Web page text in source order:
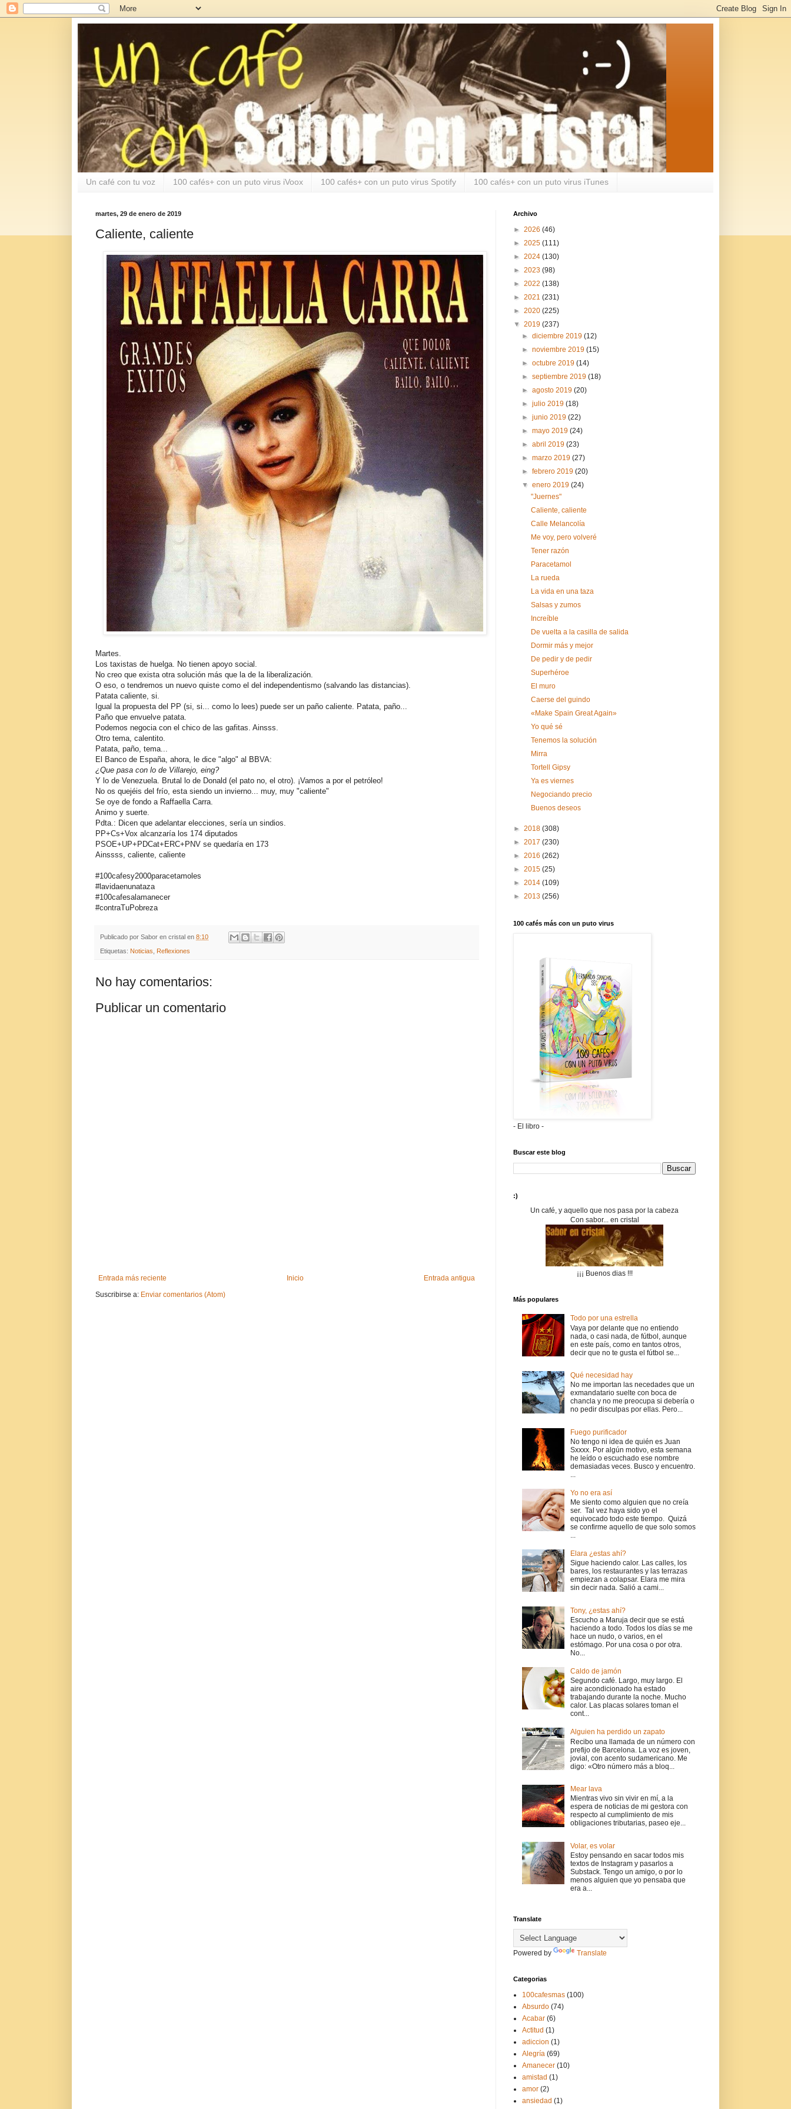
Un café con tu voz 100 cafés+ con un puto virus iVoox 100 cafés+ con un puto virus Spotify 100 cafés+ con un puto virus iTunes
martes, 29 de enero de 2019
Caliente, caliente
Martes.
Los taxistas de huelga. No tienen apoyo social.
No creo que exista otra solución más que la de la liberalización.
O eso, o tendremos un nuevo quiste como el del independentismo (salvando las distancias).
Patata caliente, si.
Igual la propuesta del PP (si, si... como lo lees) puede ser un paño caliente. Patata, paño...
Paño que envuelve patata.
Podemos negocia con el chico de las gafitas. Ainsss.
Otro tema, calentito.
Patata, paño, tema...
El Banco de España, ahora, le dice "algo" al BBVA:
¿Que pasa con lo de Villarejo, eing?
Y lo de Venezuela. Brutal lo de Donald (el pato no, el otro). ¡Vamos a por el petróleo!
No os quejéis del frío, esta siendo un invierno... muy, muy "caliente"
Se oye de fondo a Raffaella Carra.
Animo y suerte.
Pdta.: Dicen que adelantar elecciones, sería un sindios.
PP+Cs+Vox alcanzaría los 174 diputados
PSOE+UP+PDCat+ERC+PNV se quedaría en 173
Ainssss, caliente, caliente
#100cafesy2000paracetamoles
#lavidaenunataza
#100cafesalamanecer
#contraTuPobreza
Publicado por Sabor en cristal en 8:10
Etiquetas: Noticias Reflexiones
No hay comentarios:
Publicar un comentario
Entrada más reciente Entrada antigua
Inicio
Suscribirse a: Enviar comentarios (Atom)
Archivo
► 2026 (46)
► 2025 (111)
► 2024 (130)
► 2023 (98)
► 2022 (138)
► 2021 (231)
► 2020 (225)
▼ 2019 (237)
►diciembre 2019(12)
►noviembre 2019(15)
►octubre 2019(14)
►septiembre 2019(18)
►agosto 2019(20)
►julio 2019(18)
►junio 2019(22)
►mayo 2019(24)
►abril 2019(23)
►marzo 2019(27)
►febrero 2019(20)
▼enero 2019(24)
"Juernes"
Caliente, caliente
Calle Melancolía
Me voy, pero volveré
Tener razón
Paracetamol
La rueda
La vida en una taza
Salsas y zumos
Increíble
De vuelta a la casilla de salida
Dormir más y mejor
De pedir y de pedir
Superhéroe
El muro
Caerse del guindo
«Make Spain Great Again»
Yo qué sé
Tenemos la solución
Mirra
Tortell Gipsy
Ya es viernes
Negociando precio
Buenos deseos
► 2018 (308)
► 2017 (230)
► 2016 (262)
► 2015 (25)
► 2014 (109)
► 2013 (256)
100 cafés más con un puto virus
- El libro -
Buscar este blog
:)
Un café, y aquello que nos pasa por la cabeza
Con sabor... en cristal
¡¡¡ Buenos dias !!!
Más populares
Todo por una estrella
Vaya por delante que no entiendo
nada, o casi nada, de fútbol, aunque
en este país, como en tantos otros,
decir que no te gusta el fútbol se...
Qué necesidad hay
No me importan las necedades que un
exmandatario suelte con boca de
chancla y no me preocupa si debería o
no pedir disculpas por ellas. Pero...
Fuego purificador
No tengo ni idea de quién es Juan
Sxxxx. Por algún motivo, esta semana
he leído o escuchado ese nombre
demasiadas veces. Busco y encuentro.
...
Yo no era así
Me siento como alguien que no creía
ser. Tal vez haya sido yo el
equivocado todo este tiempo. Quizá
se confirme aquello de que solo somos
...
Elara ¿estas ahí?
Sigue haciendo calor. Las calles, los
bares, los restaurantes y las terrazas
empiezan a colapsar. Elara me mira
sin decir nada. Salió a cami...
Tony, ¿estas ahí?
Escucho a Maruja decir que se está
haciendo a todo. Todos los días se me
hace un nudo, o varios, en el
estómago. Por una cosa o por otra.
No...
Caldo de jamón
Segundo café. Largo, muy largo. El
aire acondicionado ha estado
trabajando durante la noche. Mucho
calor. Las placas solares toman el
cont...
Alguien ha perdido un zapato
Recibo una llamada de un número con
prefijo de Barcelona. La voz es joven,
jovial, con acento sudamericano. Me
digo: «Otro número más a bloq...
Mear lava
Mientras vivo sin vivir en mí, a la
espera de noticias de mi gestora con
respecto al cumplimiento de mis
obligaciones tributarias, paseo eje...
Volar, es volar
Estoy pensando en sacar todos mis
textos de Instagram y pasarlos a
Substack. Tengo un amigo, o por lo
menos alguien que yo pensaba que
era a...
Translate
Powered by Translate
Categorias
100cafesmas (100)
Absurdo (74)
Acabar (6)
Actitud (1)
adiccion (1)
Alegría (69)
Amanecer (10)
amistad (1)
amor (2)
ansiedad (1)